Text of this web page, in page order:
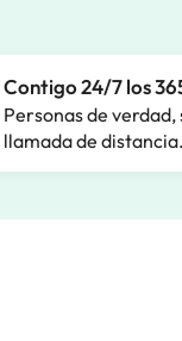
Contigo 24/7 los
Personas de
llamada de distancia.